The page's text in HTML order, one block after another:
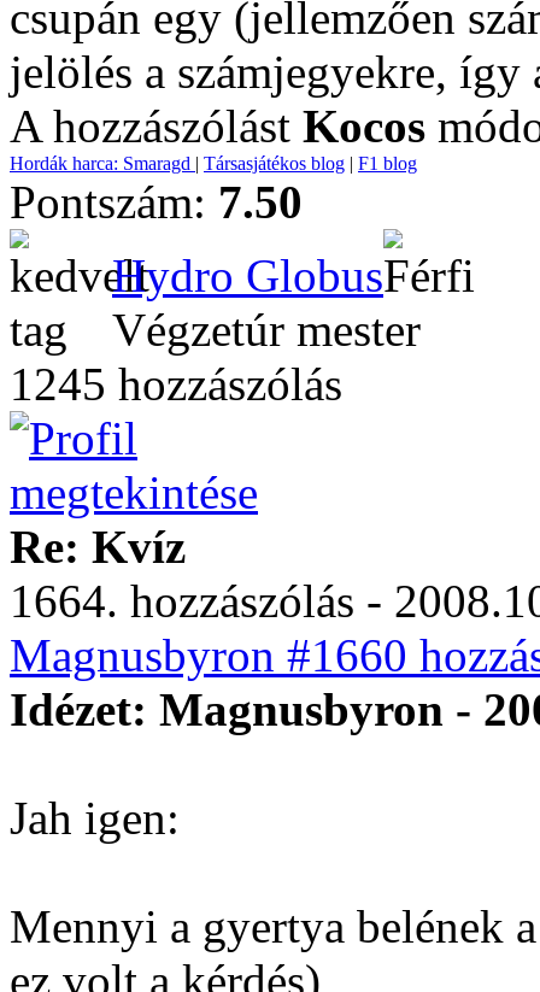
csupán egy (jellemzően
jelölés a számjegyekre,
A hozzászólást Kocos
Hordák harca: Smaragd | Társasjátékos blog | F1 blog
Pontszám: 7.50
Hydro Globus
Végzetúr mester
1245 hozzászólás
Re: Kvíz
1664. hozzászólás -
Magnusbyron #1660
Idézet: Magnusbyron -
Jah igen:
Mennyi a gyertya belének
ez volt a kérdés)